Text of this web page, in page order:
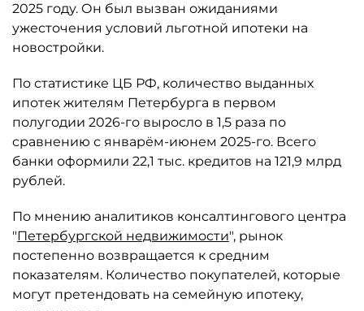
2025 году. Он был вызван ожиданиями
ужесточения условий льготной ипотеки на
новостройки.
По статистике ЦБ РФ, количество выданных
ипотек жителям Петербурга в первом
полугодии 2026-го выросло в 1,5 раза по
сравнению с январём-июнем 2025-го. Всего
банки оформили 22,1 тыс. кредитов на 121,9 млрд
рублей.
По мнению аналитиков консалтингового центра
"Петербургской недвижимости", рынок
постепенно возвращается к средним
показателям. Количество покупателей, которые
могут претендовать на семейную ипотеку,